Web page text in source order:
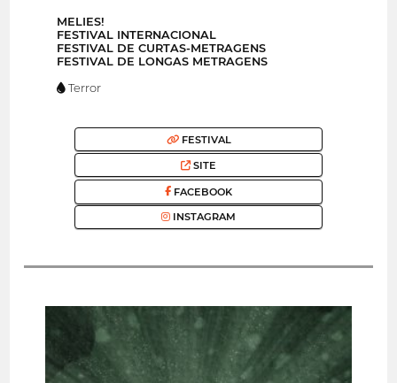
MELIES!
FESTIVAL INTERNACIONAL
FESTIVAL DE CURTAS-METRAGENS
FESTIVAL DE LONGAS METRAGENS
Terror
FESTIVAL
SITE
FACEBOOK
INSTAGRAM